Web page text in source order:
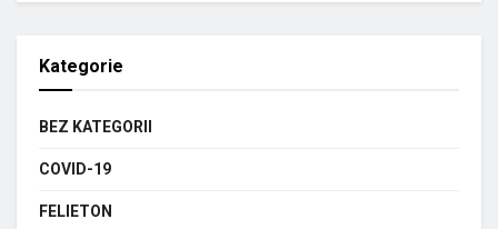
Kategorie
BEZ KATEGORII
COVID-19
FELIETON